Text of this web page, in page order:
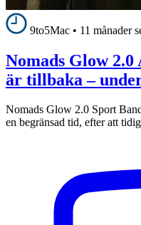
9to5Mac • 11 månader
Nomads Glow
är tillbaka –
Nomads Glow 2.0 Sport
en begränsad tid, efter att